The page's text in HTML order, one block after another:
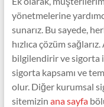
yönetmelerine
sunarız. Bu sayede,
hızlıca çözüm
bilgilendirir ve sigorta
sigorta kapsamı ve
olur. Diğer kurumsal
sitemizin ana sayfa